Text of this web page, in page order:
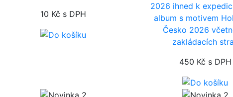
10 Kč s DPH
2026 ihned k
album s motivem
Česko 2026
zakládacích
450 Kč s DPH